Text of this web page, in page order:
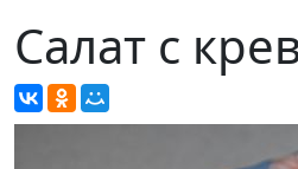
Салат с